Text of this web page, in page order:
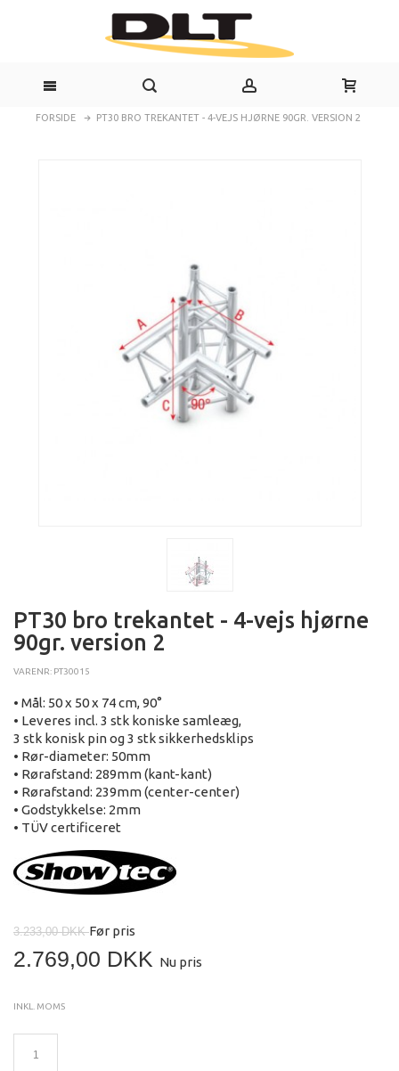
FORSIDE PT30 BRO TREKANTET - 4-VEJS HJØRNE 90GR. VERSION 2
PT30 bro trekantet - 4-vejs hjørne
90gr. version 2
VARENR: PT30015
• Mål: 50 x 50 x 74 cm, 90°
• Leveres incl. 3 stk koniske samleæg,
3 stk konisk pin og 3 stk sikkerhedsklips
• Rør-diameter: 50mm
• Rørafstand: 289mm (kant-kant)
• Rørafstand: 239mm (center-center)
• Godstykkelse: 2mm
• TÜV certificeret
3.233,00 DKKFør pris
2.769,00 DKK Nu pris
INKL. MOMS